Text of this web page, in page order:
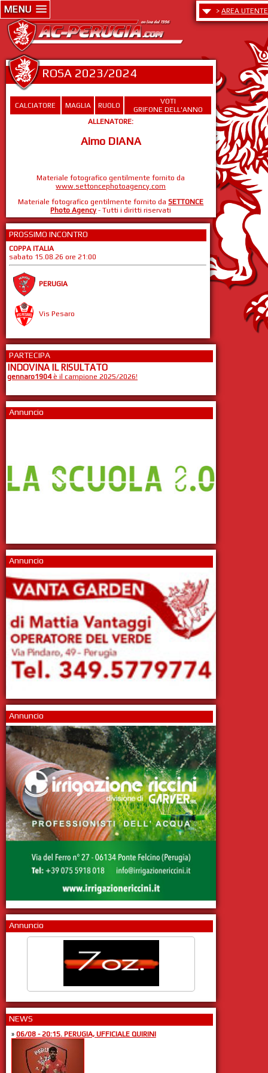
MENU > AREA UTENTE
ROSA 2023/2024
CALCIATORE MAGLIA RUOLO
VOTI
GRIFONE DELL'ANNO
ALLENATORE:
Aimo DIANA
Materiale fotografico gentilmente fornito da
www.settoncephotoagency.com
Materiale fotografico gentilmente fornito daSETTONCE
Photo Agency - Tutti i diritti riservati
PROSSIMO INCONTRO
COPPA ITALIA
sabato 15.08.26 ore 21:00
PERUGIA
Vis Pesaro
PARTECIPA
INDOVINA IL RISULTATO
gennaro1904è il campione 2025/2026!
Annuncio
Annuncio
Annuncio
Annuncio
NEWS
» 06/08 - 20:15. PERUGIA, UFFICIALE QUIRINI